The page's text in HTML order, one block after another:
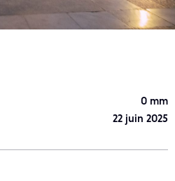
0 mm
22 juin 2025